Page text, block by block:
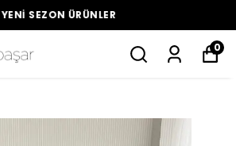
YENI SEZON ÜRÜNLER
0